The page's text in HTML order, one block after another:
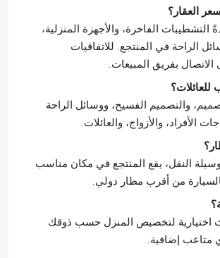
العقار؟
الفاخرة، والأجهزة المنزلية،
الراحة في المنتجع. للاتفاقيات
بفريق المبيعات.
للعائلات؟
والتصميم الفسيح، ووسائل الراحة
الأفراد، والأزواج، والعائلات.
النقل، يقع المنتجع في مكان مناسب
من أقرب مطار دولي.
اختيارية لتخصيص المنزل حسب ذوقك
إضافية.